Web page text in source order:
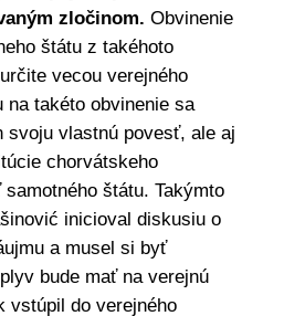
zločinom.
Obvinenie
štátu z takéhoto
vecou verejného
na takéto obvinenie sa
svoju vlastnú povesť, ale aj
chorvátskeho
štátu. Takýmto
inicioval diskusiu o
a musel si byť
bude mať na verejnú
vstúpil do verejného